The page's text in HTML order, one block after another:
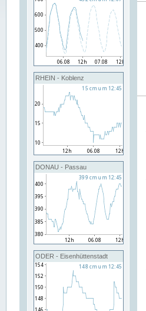
RHEIN - Koblenz
DONAU - Passau
ODER - Eisenhüttenstadt